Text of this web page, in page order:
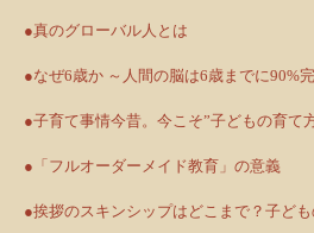
●真のグローバル人とは
●なぜ6歳か ～人間の脳は6歳までに90%
●子育て事情今昔。今こそ”子どもの育て
●「フルオーダーメイド教育」の意義
●挨拶のスキンシップはどこまで？子ど